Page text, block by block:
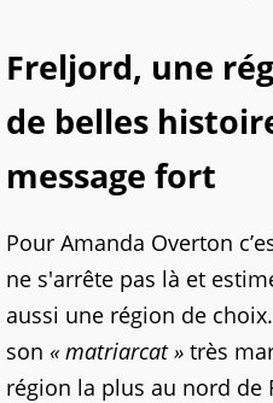
Freljord, une
de belles
message fort
Pour Amanda Overton
ne s'arrête pas là et
aussi une région de
son « matriarcat » très
région la plus au nord de